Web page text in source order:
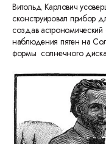
Витольд Карлович
сконструировал прибор
создав
наблюдения пятен на
формы солнечного